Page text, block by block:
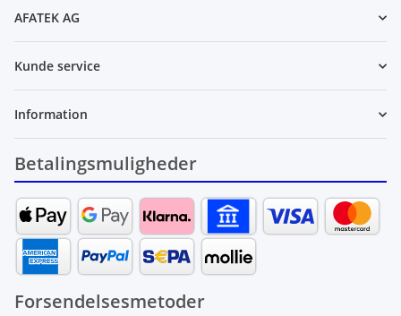
AFATEK AG
Kunde service
Information
Betalingsmuligheder
Forsendelsesmetoder